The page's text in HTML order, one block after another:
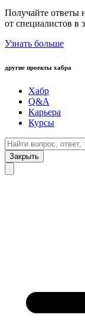
Получайте ответы
от специалистов в
Узнать больше
другие проекты хабра
Хабр
Q&A
Карьера
Курсы
Закрыть